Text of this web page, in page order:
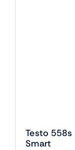
Testo 558s
Smart